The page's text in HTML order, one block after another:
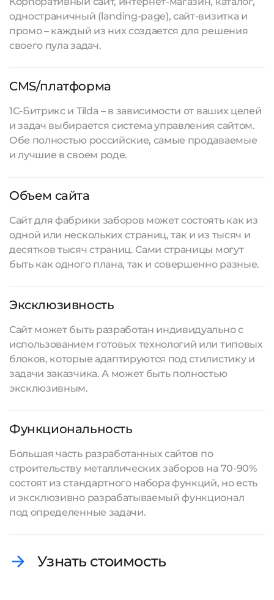
одностраничный (landing-page), сайт-визитка и
промо – каждый из них создается для решения
своего пула задач.
CMS/платформа
1С-Битрикс и Tilda – в зависимости от ваших целей
и задач выбирается система управления сайтом.
Обе полностью российские, самые продаваемые
и лучшие в своем роде.
Объем сайта
Сайт для фабрики заборов может состоять как из
одной или нескольких страниц, так и из тысяч и
десятков тысяч страниц. Сами страницы могут
быть как одного плана, так и совершенно разные.
Эксклюзивность
Сайт может быть разработан индивидуально с
использованием готовых технологий или типовых
блоков, которые адаптируются под стилистику и
задачи заказчика. А может быть полностью
эксклюзивным.
Функциональность
Большая часть разработанных сайтов по
строительству металлических заборов на 70-90%
состоят из стандартного набора функций, но есть
и эксклюзивно разрабатываемый функционал
под определенные задачи.
Узнать стоимость